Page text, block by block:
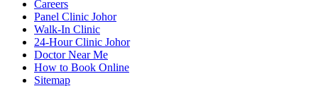
Careers
Panel Clinic Johor
Walk-In Clinic
24-Hour Clinic Johor
Doctor Near Me
How to Book Online
Sitemap